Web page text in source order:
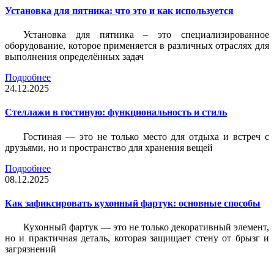
Установка для пятника: что это и как используется
Установка для пятника – это специализированное
оборудование, которое применяется в различных отраслях для
выполнения определённых задач
Подробнее
24.12.2025
Стеллажи в гостиную: функциональность и стиль
Гостиная — это не только место для отдыха и встреч с
друзьями, но и пространство для хранения вещей
Подробнее
08.12.2025
Как зафиксировать кухонный фартук: основные способы
Кухонный фартук — это не только декоративный элемент,
но и практичная деталь, которая защищает стену от брызг и
загрязнений